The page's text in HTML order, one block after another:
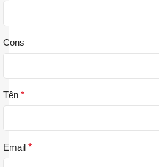
Cons
Tên *
Email *